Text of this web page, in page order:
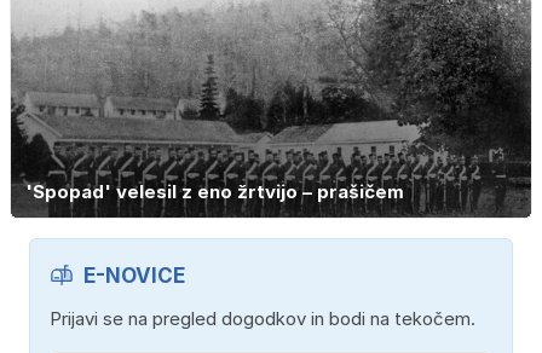
'Spopad' velesil z eno žrtvijo – prašičem
E-NOVICE
Prijavi se na pregled dogodkov in bodi na tekočem.